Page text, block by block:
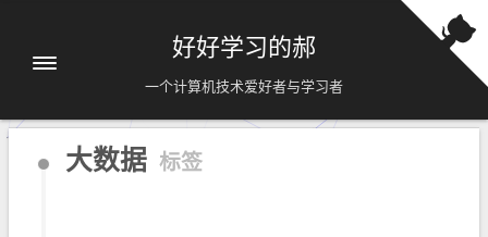
好好学习的郝
一个计算机技术爱好者与学习者
大数据 标签